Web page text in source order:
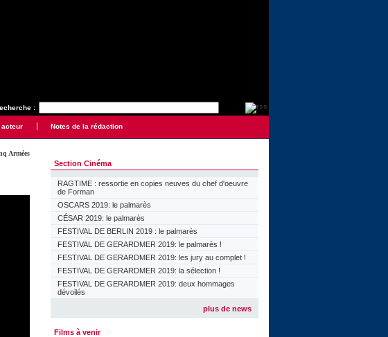
:
acteur Notes de la rédaction
Armées
Section Cinéma
RAGTIME : ressortie en copies neuves du chef d'oeuvre
de Forman
OSCARS 2019: le palmarès
CÉSAR 2019: le palmarès
FESTIVAL DE BERLIN 2019 : le palmarès
FESTIVAL DE GERARDMER 2019: le palmarès !
FESTIVAL DE GERARDMER 2019: les jury au complet !
FESTIVAL DE GERARDMER 2019: la sélection !
FESTIVAL DE GERARDMER 2019: deux hommages
dévoilés
plus de news
Films à venir